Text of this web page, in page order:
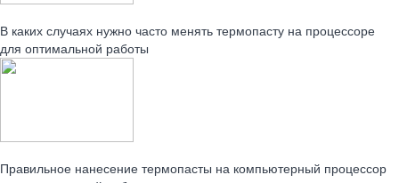
В каких случаях нужно часто менять термопасту на процессоре
для оптимальной работы
Правильное нанесение термопасты на компьютерный процессор